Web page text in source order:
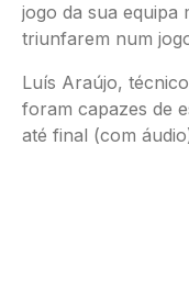
jogo da sua equipa
triunfarem num
Luís Araújo,
foram capazes de
até final (com